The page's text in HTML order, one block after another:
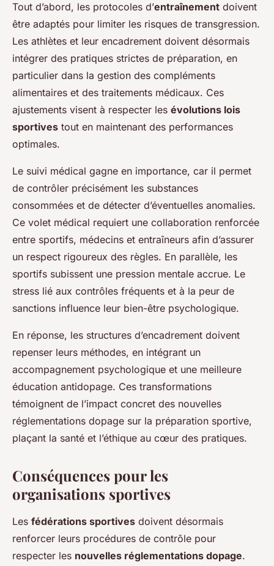
Tout d’abord, les protocoles d’entraînement doivent
être adaptés pour limiter les risques de transgression.
Les athlètes et leur encadrement doivent désormais
intégrer des pratiques strictes de préparation, en
particulier dans la gestion des compléments
alimentaires et des traitements médicaux. Ces
ajustements visent à respecter les évolutions lois
sportives tout en maintenant des performances
optimales.
Le suivi médical gagne en importance, car il permet
de contrôler précisément les substances
consommées et de détecter d’éventuelles anomalies.
Ce volet médical requiert une collaboration renforcée
entre sportifs, médecins et entraîneurs afin d’assurer
un respect rigoureux des règles. En parallèle, les
sportifs subissent une pression mentale accrue. Le
stress lié aux contrôles fréquents et à la peur de
sanctions influence leur bien-être psychologique.
En réponse, les structures d’encadrement doivent
repenser leurs méthodes, en intégrant un
accompagnement psychologique et une meilleure
éducation antidopage. Ces transformations
témoignent de l’impact concret des nouvelles
réglementations dopage sur la préparation sportive,
plaçant la santé et l’éthique au cœur des pratiques.
Conséquences pour les
organisations sportives
Les fédérations sportives doivent désormais
renforcer leurs procédures de contrôle pour
respecter les nouvelles réglementations dopage.